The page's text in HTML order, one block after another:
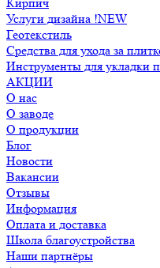
Услуги дизайна !NEW
Геотекстиль
Средства для ухода за
Инструменты для укладки
АКЦИИ
О нас
О заводе
О продукции
Блог
Новости
Вакансии
Отзывы
Информация
Оплата и доставка
Школа благоустройства
Наши партнёры